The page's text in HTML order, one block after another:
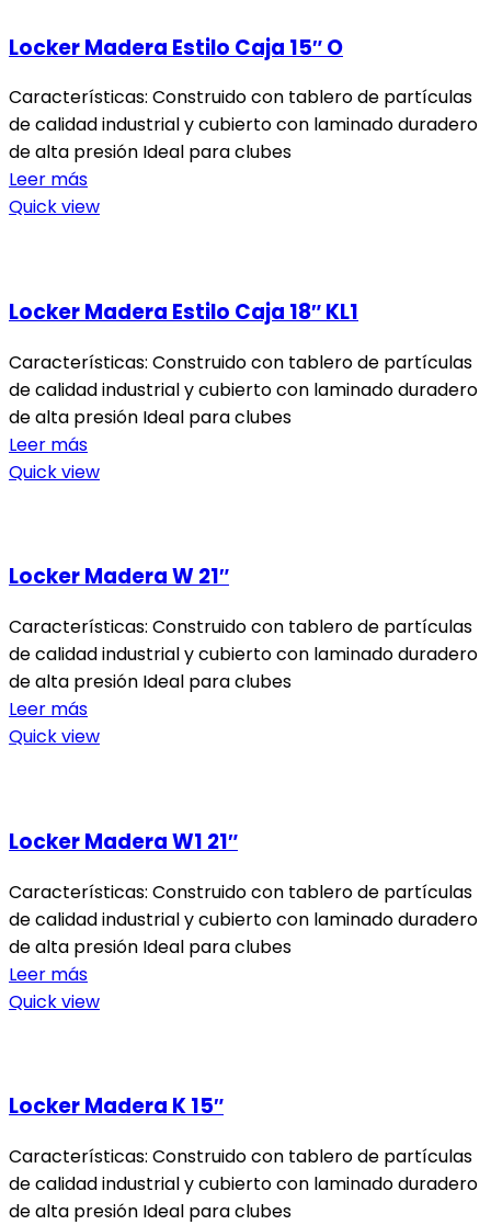
Locker Madera Estilo Caja 15″ O
Características: Construido con tablero de partículas
de calidad industrial y cubierto con laminado duradero
de alta presión Ideal para clubes
Leer más
Quick view
Locker Madera Estilo Caja 18″ KL1
Características: Construido con tablero de partículas
de calidad industrial y cubierto con laminado duradero
de alta presión Ideal para clubes
Leer más
Quick view
Locker Madera W 21″
Características: Construido con tablero de partículas
de calidad industrial y cubierto con laminado duradero
de alta presión Ideal para clubes
Leer más
Quick view
Locker Madera W1 21″
Características: Construido con tablero de partículas
de calidad industrial y cubierto con laminado duradero
de alta presión Ideal para clubes
Leer más
Quick view
Locker Madera K 15″
Características: Construido con tablero de partículas
de calidad industrial y cubierto con laminado duradero
de alta presión Ideal para clubes